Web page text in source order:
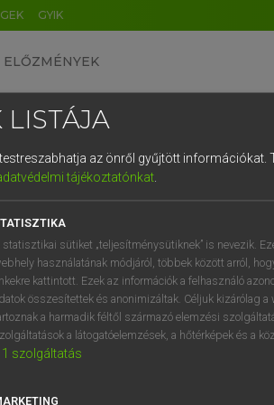
GYIK
ELŐZMÉNYEK
uniós terminológiai
VAN ELŐFIZETÉSED?
előfizetésem a teljes szócikk
LISTÁJA
az önről gyűjtött információkat.
tájékoztatónkat.
statisztikai sütiket „teljesítménysütiknek” is nevezik.
használatának módjáról, többek között arról,
kattintott. Ezek az információk a felhasználó
összesítettek és anonimizáltak. Céljuk kizárólag
a harmadik féltől származó elemzési
a látogatóelemzések, a hőtérképek és a
1 szolgáltatás
DE CN FR ES IT NL
1 2 3 4 5 6
q w e r t z
a s d f g h j
í y x c v b